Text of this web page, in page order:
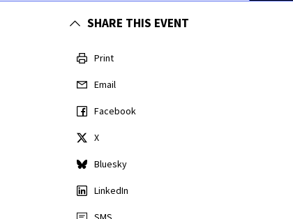
SHARE THIS EVENT
Print
Email
Facebook
X
Bluesky
LinkedIn